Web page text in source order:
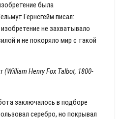
была
Гернсгейм писал:
не захватывало
и не покоряло мир с такой
(William Henry Fox Talbot, 1800-
заключалось в подборе
серебро, но покрывал